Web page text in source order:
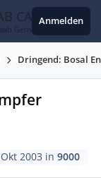
CARS
Gemeinschaft
Anmelden
Dringend: Bosal
2003 in9000